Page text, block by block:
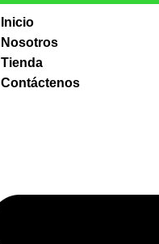
Inicio
Nosotros
Tienda
Contáctenos